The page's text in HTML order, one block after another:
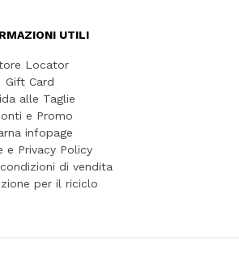
UTILI
Locator
Gift Card
alle Taglie
e Promo
infopage
e Privacy Policy
di vendita
per il riciclo